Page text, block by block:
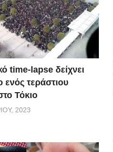
time-lapse δείχνει
ενός τεράστιου
Τόκιο
2023